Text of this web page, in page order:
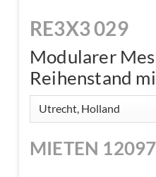
RE3X3 029
Modularer
Reihenstand
MIETEN 12097